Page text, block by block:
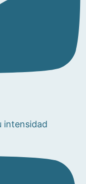
intensidad